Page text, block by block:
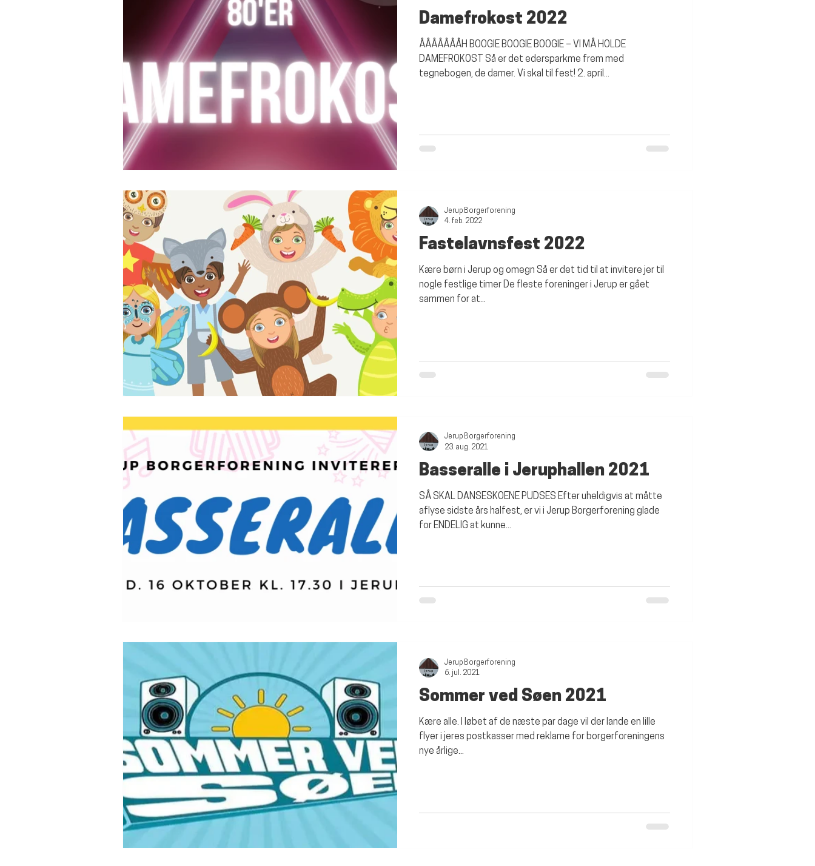
Damefrokost 2022
ÅÅÅÅÅÅÅH BOOGIE BOOGIE BOOGIE – VI MÅ HOLDE
DAMEFROKOST Så er det edersparkme frem med
tegnebogen, de damer. Vi skal til fest! 2. april...
Fastelavnsfest 2022
Kære børn i Jerup og omegn Så er det tid til at invitere jer til
nogle festlige timer De fleste foreninger i Jerup er gået
sammen for at...
Jerup Borgerforening
4. feb. 2022
Basseralle i Jeruphallen 2021
SÅ SKAL DANSESKOENE PUDSES Efter uheldigvis at måtte
aflyse sidste års halfest, er vi i Jerup Borgerforening glade
for ENDELIG at kunne...
Jerup Borgerforening
23. aug. 2021
Sommer ved Søen 2021
Kære alle. I løbet af de næste par dage vil der lande en lille
flyer i jeres postkasser med reklame for borgerforeningens
nye årlige...
Jerup Borgerforening
6. jul. 2021